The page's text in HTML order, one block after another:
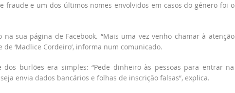
fraude e um dos últimos nomes envolvidos em casos do género foi o
sua página de Facebook. “Mais uma vez venho chamar à atenção
‘Madlice Cordeiro’, informa num comunicado.
burlões era simples: “Pede dinheiro às pessoas para entrar na
envia dados bancários e folhas de inscrição falsas”, explica.